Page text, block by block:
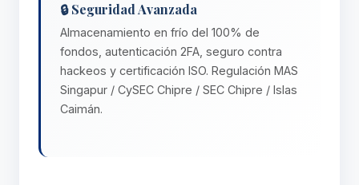
🔒 Seguridad Avanzada
Almacenamiento en frío del 100% de
fondos, autenticación 2FA, seguro contra
hackeos y certificación ISO. Regulación MAS
Singapur / CySEC Chipre / SEC Chipre / Islas
Caimán.